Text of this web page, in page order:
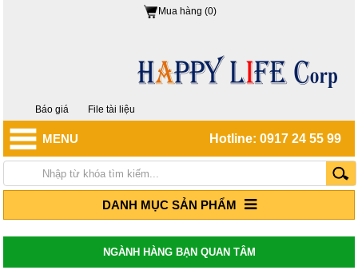
Mua hàng (0)
Báo giá File tài liệu
MENU Hotline: 0917 24 55 99
DANH MỤC SẢN PHẨM
NGÀNH HÀNG BẠN QUAN TÂM